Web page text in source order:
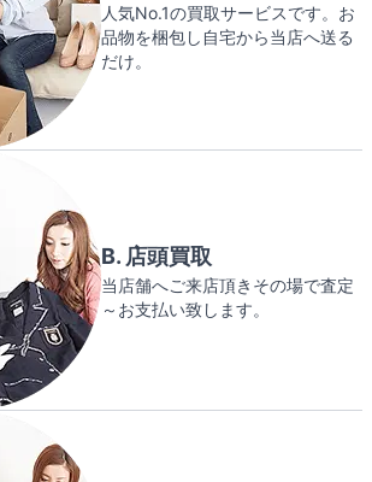
人気No.1の買取サービスです。お
品物を梱包し自宅から当店へ送る
だけ。
B. 店頭買取
当店舗へご来店頂きその場で査定
～お支払い致します。